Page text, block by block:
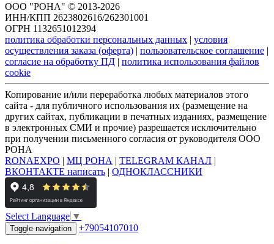
ООО "РОНА" © 2013-2026
ИНН/КПП 2623802616/262301001
ОГРН 1132651012394
политика обработки персональных данных | условия
осуществления заказа (оферта) | пользовательское соглашение |
согласие на обработку ПД | политика использования файлов
cookie
Копирование и/или переработка любых материалов этого
сайта - для публичного использования их (размещение на
других сайтах, публикации в печатных изданиях, размещение
в электронных СМИ и прочие) разрешается исключительно
при получении письменного согласия от руководителя ООО
РОНА
RONAEXPO | МЦ РОНА | TELEGRAM КАНАЛ |
ВКОНТАКТЕ написать | ОДНОКЛАССНИКИ
Select Language ▼
Toggle navigation +79054107010